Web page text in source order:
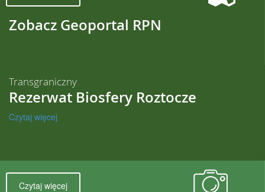
Zobacz Geoportal RPN
Transgraniczny
Rezerwat Biosfery Roztocze
Czytaj więcej
Czytaj więcej